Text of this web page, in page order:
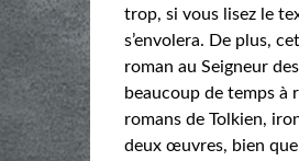
trop, si vous lisez le
s’envolera. De plus,
roman au Seigneur
beaucoup de temps à
romans de Tolkien,
deux œuvres, bien que